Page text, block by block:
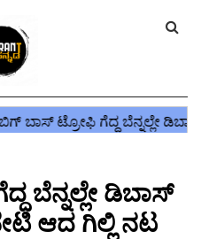
ಬೆನ್ನಲ್ಲೇ ಡಿಬಾಸ್
ಆದ ಗಿಲ್ಲಿ ನಟ